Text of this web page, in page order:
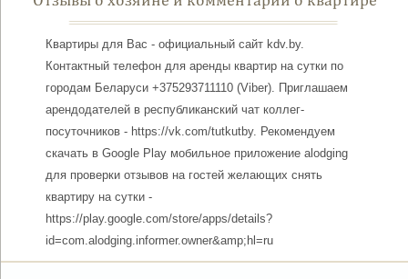
Квартиры для Вас - официальный сайт kdv.by.
Контактный телефон для аренды квартир на сутки по
городам Беларуси +375293711110 (Viber). Приглашаем
арендодателей в республиканский чат коллег-
посуточников - https://vk.com/tutkutby. Рекомендуем
скачать в Google Play мобильное приложение alodging
для проверки отзывов на гостей желающих снять
квартиру на сутки -
https://play.google.com/store/apps/details?
id=com.alodging.informer.owner&amp;hl=ru